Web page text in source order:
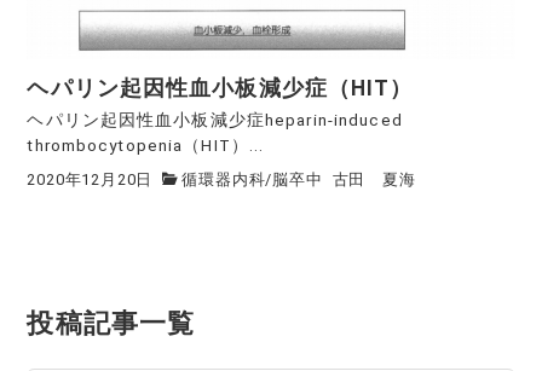
ヘパリン起因性血小板減少症（HIT）
ヘパリン起因性血小板減少症heparin-induced
thrombocytopenia（HIT）...
2020年12月20日 循環器内科/脳卒中 古田 夏海
投稿記事一覧